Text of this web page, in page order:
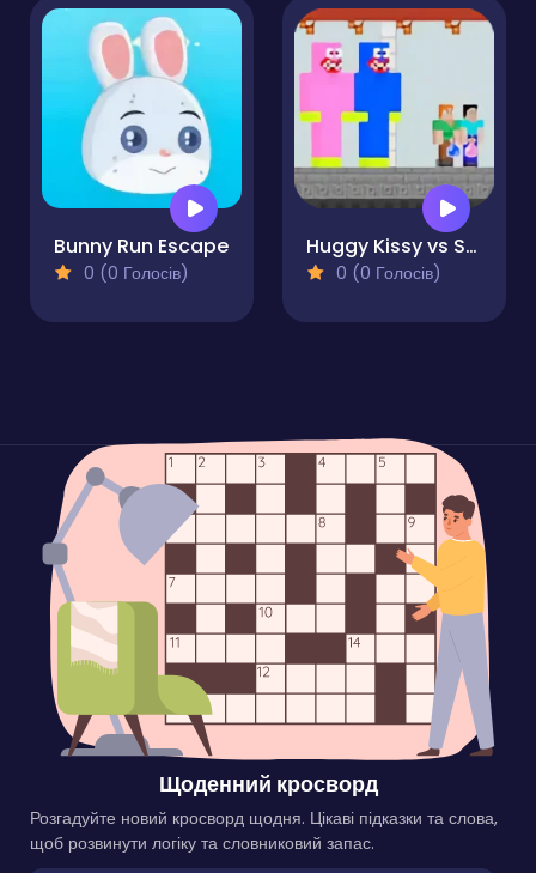
Bunny Run Escape
0 (0 Голосів)
Huggy Kissy vs Steve Alex
0 (0 Голосів)
Щоденний кросворд
Розгадуйте новий кросворд щодня. Цікаві підказки та слова,
щоб розвинути логіку та словниковий запас.